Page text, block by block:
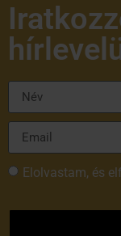
Elolvastam, és